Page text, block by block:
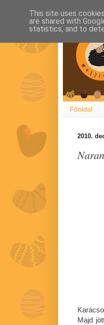
Főoldal
2010.
Majd
This site uses
are shared with
statistics, and to